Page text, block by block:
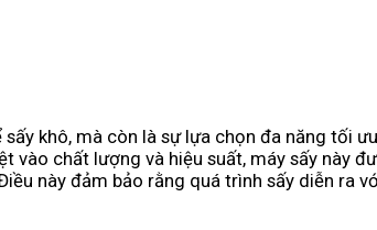
khô, mà còn là sự lựa chọn đa năng tối
vào chất lượng và hiệu suất, máy sấy này
này đảm bảo rằng quá trình sấy diễn ra